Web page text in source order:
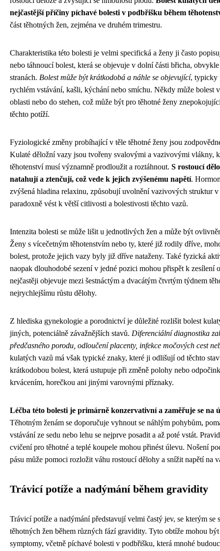
nejčastější příčiny píchavé bolesti v podbřišku během
část těhotných žen, zejména ve druhém trimestru.
Charakteristika této bolesti je velmi specifická a ženy ji často
nebo táhnoucí bolest, která se objevuje v dolní části břicha,
stranách. Bolest může být krátkodobá a náhle se objevující, typicky
rychlém vstávání, kašli, kýchání nebo smíchu. Někdy může bolest
oblasti nebo do stehen, což může být pro těhotné ženy
těchto potíží.
Fyziologické změny probíhající v těle těhotné ženy jsou
Kulaté děložní vazy jsou tvořeny svalovými a vazivovými vlákny,
těhotenství musí významně prodloužit a roztáhnout. S rostoucí
natahují a ztenčují, což vede k jejich zvýšenému napětí.
zvýšená hladina relaxinu, způsobují uvolnění vazivových struktur v
paradoxně vést k větší citlivosti a bolestivosti těchto vazů.
Intenzita bolesti se může lišit u jednotlivých žen a může být
Ženy s vícečetným těhotenstvím nebo ty, které již rodily dříve,
bolest, protože jejich vazy byly již dříve nataženy. Také fyzická
naopak dlouhodobé sezení v jedné pozici mohou přispět k zesílení
nejčastěji objevuje mezi šestnáctým a dvacátým čtvrtým týdnem
nejrychlejšímu růstu dělohy.
Z hlediska gynekologie a porodnictví je důležité rozlišit bolest
jiných, potenciálně závažnějších stavů. Diferenciální diagnostika
předčasného porodu, odloučení placenty, infekce močových cest
kulatých vazů má však typické znaky, které ji odlišují od těchto
krátkodobou bolest, která ustupuje při změně polohy nebo
krvácením, horečkou ani jinými varovnými příznaky.
Léčba této bolesti je primárně konzervativní a zaměřuje se na
Těhotným ženám se doporučuje vyhnout se náhlým pohybům,
vstávání ze sedu nebo lehu se nejprve posadit a až poté vstát.
cvičení pro těhotné a teplé koupele mohou přinést úlevu. Nošení
pásu může pomoci rozložit váhu rostoucí dělohy a snížit napětí na
Trávicí potíže a nadýmání během gravidity
Trávicí potíže a nadýmání představují velmi častý jev, se kterým se
těhotných žen během různých fází gravidity. Tyto obtíže mohou
symptomy, včetně píchavé bolesti v podbřišku, která mnohé